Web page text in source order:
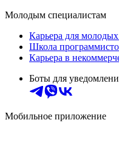
Молодым специалистам
Карьера для
Школа
Карьера в
Боты для
Мобильное приложение